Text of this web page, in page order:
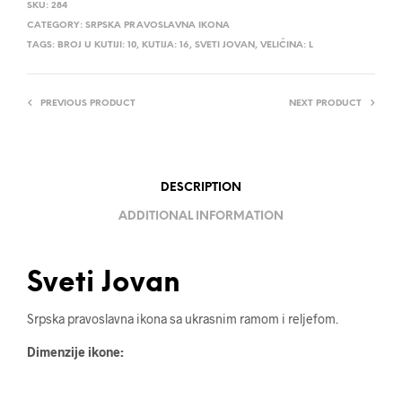
SKU: 284
CATEGORY: SRPSKA PRAVOSLAVNA IKONA
TAGS: BROJ U KUTIJI: 10, KUTIJA: 16, SVETI JOVAN, VELIČINA: L
PREVIOUS PRODUCT NEXT PRODUCT
DESCRIPTION
ADDITIONAL INFORMATION
Sveti Jovan
Srpska pravoslavna ikona sa ukrasnim ramom i reljefom.
Dimenzije ikone: